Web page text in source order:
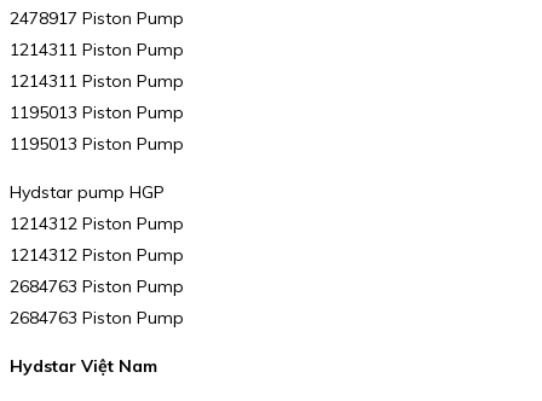
2478917 Piston Pump
1214311 Piston Pump
1214311 Piston Pump
1195013 Piston Pump
1195013 Piston Pump
Hydstar pump HGP
1214312 Piston Pump
1214312 Piston Pump
2684763 Piston Pump
2684763 Piston Pump
Hydstar Việt Nam